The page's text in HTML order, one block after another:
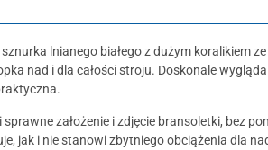
lnianego białego z dużym koralikiem
nad i dla całości stroju. Doskonale
założenie i zdjęcie bransoletki, bez
jak i nie stanowi zbytniego obciążenia dla